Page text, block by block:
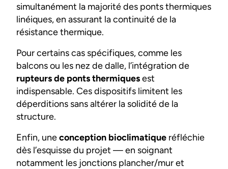
simultanément la majorité des ponts thermiques
linéiques, en assurant la continuité de la
résistance thermique.
Pour certains cas spécifiques, comme les
balcons ou les nez de dalle, l’intégration de
rupteurs de ponts thermiquesest
indispensable. Ces dispositifs limitent les
déperditions sans altérer la solidité de la
structure.
Enfin, uneconception bioclimatique réfléchie
dès l’esquisse du projet — en soignant
notamment les jonctions plancher/mur et